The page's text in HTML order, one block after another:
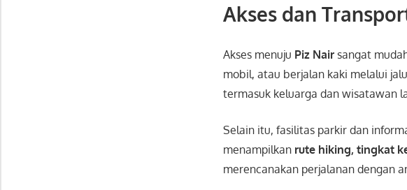
Akses dan
Akses menuju Piz Nair sangat
mobil, atau berjalan kaki melalui
termasuk keluarga dan wisatawan
Selain itu, fasilitas parkir dan
menampilkan rute hiking, tingkat
merencanakan perjalanan dengan